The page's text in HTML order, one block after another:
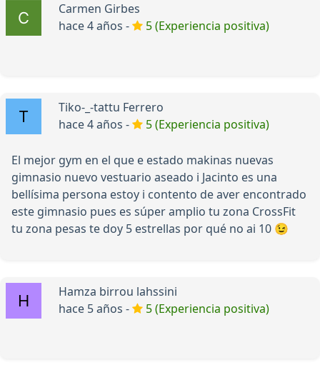
Carmen Girbes
hace 4 años -
5 (Experiencia positiva)
Tiko-_-tattu Ferrero
hace 4 años -
5 (Experiencia positiva)
El mejor gym en el que e estado makinas nuevas
gimnasio nuevo vestuario aseado i Jacinto es una
bellísima persona estoy i contento de aver encontrado
este gimnasio pues es súper amplio tu zona CrossFit
tu zona pesas te doy 5 estrellas por qué no ai 10 😉
Hamza birrou lahssini
hace 5 años -
5 (Experiencia positiva)